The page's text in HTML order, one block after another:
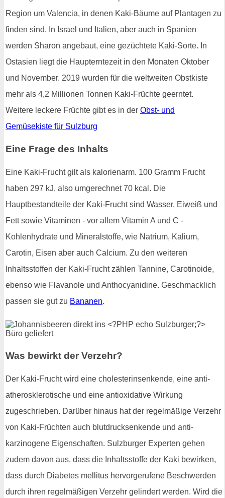
Region um Valencia, in denen Kaki-Bäume auf Plantagen zu
finden sind. In Israel und Italien, aber auch in Spanien
werden Sharon angebaut, eine gezüchtete Kaki-Sorte. In
Ostasien liegt die Haupterntezeit in den Monaten Oktober
und November. 2019 wurden für die weltweiten Obstkiste
mehr als 4,2 Millionen Tonnen Kaki-Früchte geerntet.
Weitere leckere Früchte gibt es in der Obst- und
Gemüsekiste für Sulzburg
Eine Frage des Inhalts
Eine Kaki-Frucht gilt als kalorienarm. 100 Gramm Frucht
haben 297 kJ, also umgerechnet 70 kcal. Die
Hauptbestandteile der Kaki-Frucht sind Wasser, Eiweiß und
Fett sowie Vitaminen - vor allem Vitamin A und C -
Kohlenhydrate und Mineralstoffe, wie Natrium, Kalium,
Carotin, Eisen aber auch Calcium. Zu den weiteren
Inhaltsstoffen der Kaki-Frucht zählen Tannine, Carotinoide,
ebenso wie Flavanole und Anthocyanidine. Geschmacklich
passen sie gut zu Bananen.
Was bewirkt der Verzehr?
Der Kaki-Frucht wird eine cholesterinsenkende, eine anti-
atherosklerotische und eine antioxidative Wirkung
zugeschrieben. Darüber hinaus hat der regelmäßige Verzehr
von Kaki-Früchten auch blutdrucksenkende und anti-
karzinogene Eigenschaften. Sulzburger Experten gehen
zudem davon aus, dass die Inhaltsstoffe der Kaki bewirken,
dass durch Diabetes mellitus hervorgerufene Beschwerden
durch ihren regelmäßigen Verzehr gelindert werden. Wird die